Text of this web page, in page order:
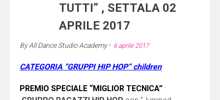
TUTTI” , SETTALA 02
APRILE 2017
ByAll Dance Studio Academy- 6 aprile 2017
CATEGORIA “GRUPPI HIP HOP” children
PREMIO SPECIALE “MIGLIOR TECNICA” :